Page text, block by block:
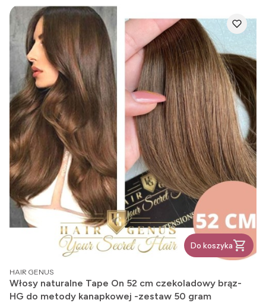
Do koszyka
PRODUCENT
HAIR GENUS
Włosy naturalne Tape On 52 cm czekoladowy brąz-
HG do metody kanapkowej -zestaw 50 gram